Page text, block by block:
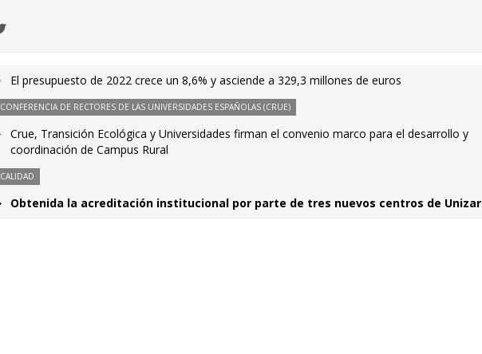
El presupuesto de 2022 crece un 8,6% y asciende a 329,3 millones de euros
CONFERENCIA DE RECTORES DE LAS UNIVERSIDADES ESPAÑOLAS (CRUE)
Crue, Transición Ecológica y Universidades firman el convenio marco para el desarrollo y
coordinación de Campus Rural
CALIDAD
Obtenida la acreditación institucional por parte de tres nuevos centros de Unizar